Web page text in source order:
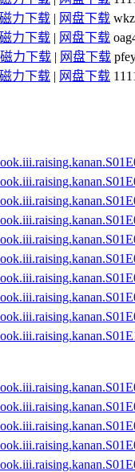
磁力下载 | 网盘下载
磁力下载 | 网盘下载
磁力下载 | 网盘下载
磁力下载 | 网盘下载